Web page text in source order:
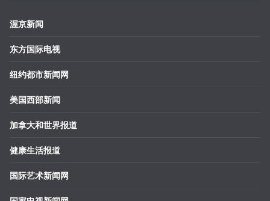
渥京新闻
东方国际电视
纽约都市新闻网
美国西部新闻
加拿大和世界报道
健康生活报道
国际艺术新闻网